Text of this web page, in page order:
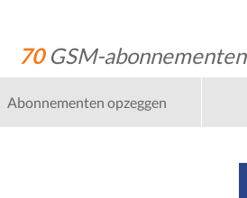
70GSM-
Abonnementen opzeggen